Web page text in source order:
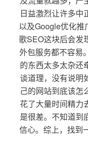
日益激烈让许多中
以及Google优化
歌SEO这块后会发
外包服务都不容易
的东西太多太杂还
谈道理，没有说明
己的网站到底该怎
花了大量时间精力
是很差。不知道到
信心。综上，找到